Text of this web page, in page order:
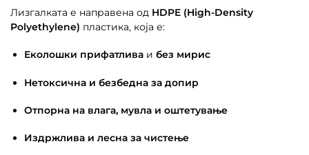
Лизгалката е направена од HDPE (High-Density
Polyethylene) пластика, која е:
Еколошки прифатлива и без мирис
Нетоксична и безбедна за допир
Отпорна на влага, мувла и оштетување
Издржлива и лесна за чистење